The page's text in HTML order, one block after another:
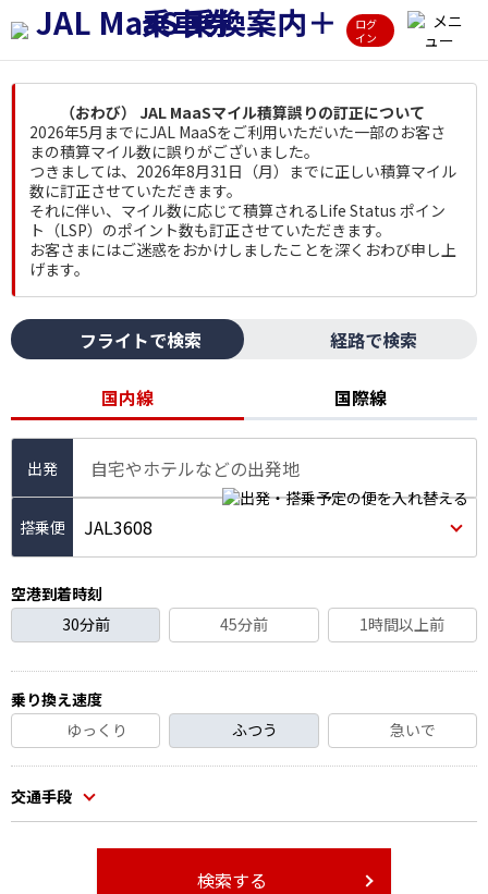
ログ
イン
（おわび） JAL MaaSマイル積算誤りの訂正について
2026年5月までにJAL MaaSをご利用いただいた一部のお客さ
まの積算マイル数に誤りがございました。
つきましては、2026年8月31日（月）までに正しい積算マイル
数に訂正させていただきます。
それに伴い、マイル数に応じて積算されるLife Status ポイン
ト（LSP）のポイント数も訂正させていただきます。
お客さまにはご迷惑をおかけしましたことを深くおわび申し上
げます。
フライトで検索 経路で検索
国内線 国際線
出発 自宅やホテルなどの出発地
JAL3608
空港到着時刻
30分前
45分前 1時間以上前
乗り換え速度
ゆっくり
ふつう 急いで
交通手段
検索する